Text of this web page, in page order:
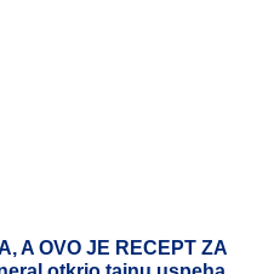
A OVO JE RECEPT ZA